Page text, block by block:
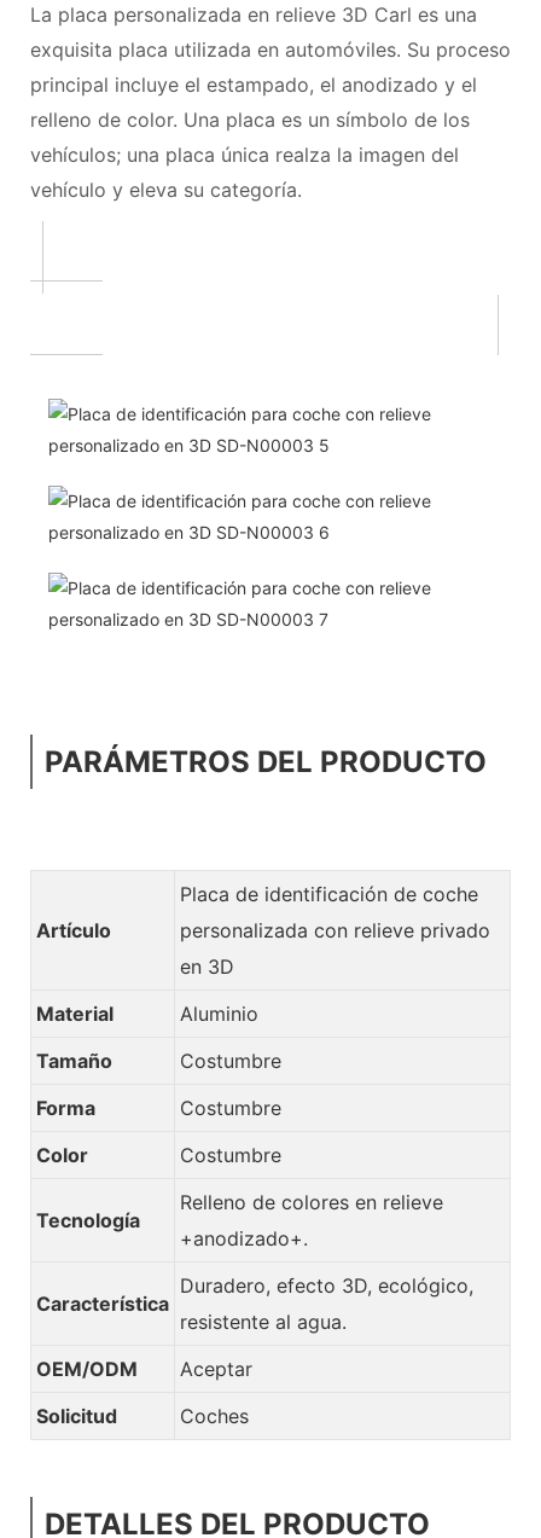
La placa personalizada en relieve 3D Carl es una
exquisita placa utilizada en automóviles. Su proceso
principal incluye el estampado, el anodizado y el
relleno de color. Una placa es un símbolo de los
vehículos; una placa única realza la imagen del
vehículo y eleva su categoría.
PARÁMETROS DEL PRODUCTO
Artículo
Placa de identificación de coche
personalizada con relieve privado
en 3D
Material
Aluminio
Tamaño
Costumbre
Forma
Costumbre
Color
Costumbre
Tecnología
Relleno de colores en relieve
+anodizado+.
Característica
Duradero, efecto 3D, ecológico,
resistente al agua.
OEM/ODM
Aceptar
Solicitud
Coches
DETALLES DEL PRODUCTO